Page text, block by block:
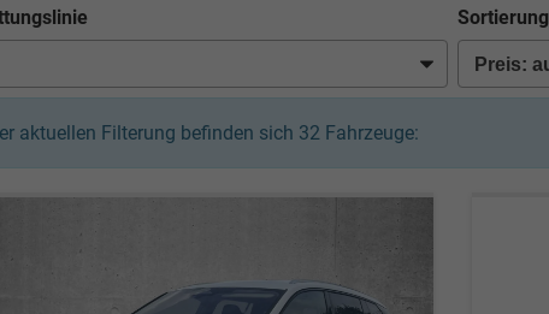
Sortierung
aktuellen Filterung befinden sich 32 Fahrzeuge: